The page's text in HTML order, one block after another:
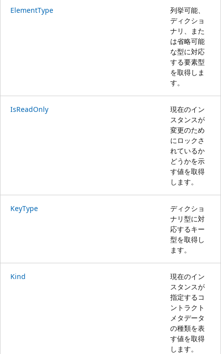
ElementType
列挙可能、
ディクショ
ナリ、また
は省略可能
な型に対応
する要素型
を取得しま
す。
IsReadOnly
現在のイン
スタンスが
変更のため
にロックさ
れているか
どうかを示
す値を取得
します。
KeyType
ディクショ
ナリ型に対
応するキー
型を取得し
ます。
Kind
現在のイン
スタンスが
指定するコ
ントラクト
メタデータ
の種類を表
す値を取得
します。